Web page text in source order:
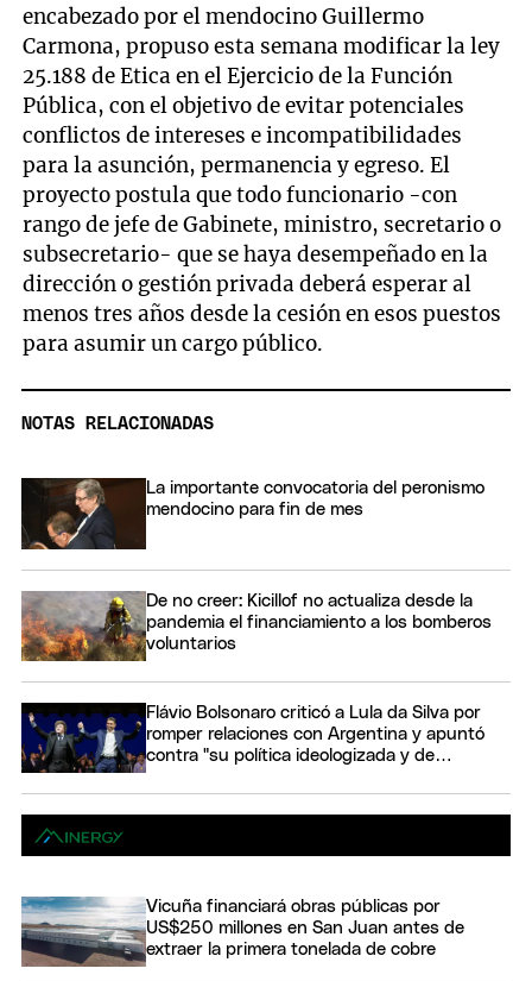
encabezado por el mendocino Guillermo
Carmona, propuso esta semana modificar la ley
25.188 de Etica en el Ejercicio de la Función
Pública, con el objetivo de evitar potenciales
conflictos de intereses e incompatibilidades
para la asunción, permanencia y egreso. El
proyecto postula que todo funcionario -con
rango de jefe de Gabinete, ministro, secretario o
subsecretario- que se haya desempeñado en la
dirección o gestión privada deberá esperar al
menos tres años desde la cesión en esos puestos
para asumir un cargo público.
NOTAS RELACIONADAS
La importante convocatoria del peronismo
mendocino para fin de mes
De no creer: Kicillof no actualiza desde la
pandemia el financiamiento a los bomberos
voluntarios
Flávio Bolsonaro criticó a Lula da Silva por
romper relaciones con Argentina y apuntó
contra "su política ideologizada y de
Vicuña financiará obras públicas por
US$250 millones en San Juan antes de
extraer la primera tonelada de cobre